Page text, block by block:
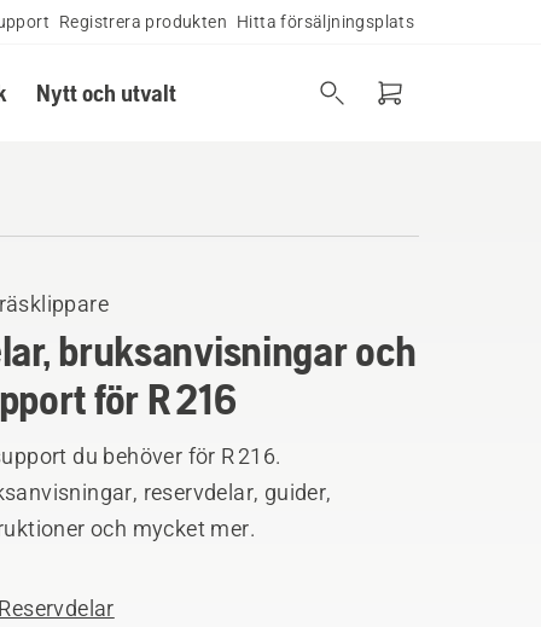
Registrera produkten Hitta försäljningsplats
Nytt och utvalt
bruksanvisningar och
för R 216
du behöver för R 216.
reservdelar, guider,
och mycket mer.
Reservdelar